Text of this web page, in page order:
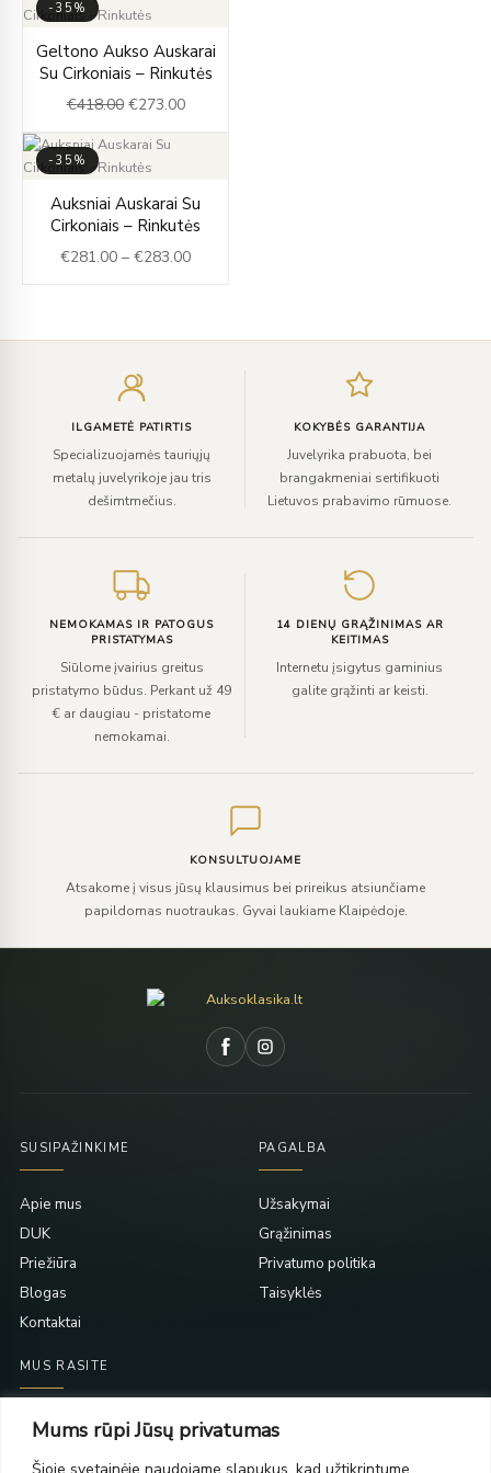
Mums rūpi Jūsų privatumas
Šioje svetainėje naudojame slapukus, kad užtikrintume
-35%
Geltono Aukso Auskarai
Su Cirkoniais – Rinkutės
€418.00
price
was:
€418.00.
€273.00
price
is:
€273.00.
-35%
Auksniai Auskarai Su
Cirkoniais – Rinkutės
€281.00 – €283.00
range:
€281.00
through
ILGAMETĖ PATIRTIS
Specializuojamės tauriųjų
metalų juvelyrikoje jau tris
dešimtmečius.
KOKYBĖS GARANTIJA
Juvelyrika prabuota, bei
brangakmeniai sertifikuoti
Lietuvos prabavimo rūmuose.
NEMOKAMAS IR PATOGUS
PRISTATYMAS
Siūlome įvairius greitus
pristatymo būdus. Perkant už 49
€ ar daugiau - pristatome
nemokamai.
14 DIENŲ GRĄŽINIMAS AR
KEITIMAS
Internetu įsigytus gaminius
galite grąžinti ar keisti.
KONSULTUOJAME
Atsakome į visus jūsų klausimus bei prireikus atsiunčiame
papildomas nuotraukas. Gyvai laukiame Klaipėdoje.
SUSIPAŽINKIME
Apie mus
DUK
Priežiūra
Blogas
Kontaktai
PAGALBA
Užsakymai
Grąžinimas
Privatumo politika
Taisyklės
MUS RASITE
Taikos pr. 139
PC Molas, Klaipėda
Taikos pr. 141